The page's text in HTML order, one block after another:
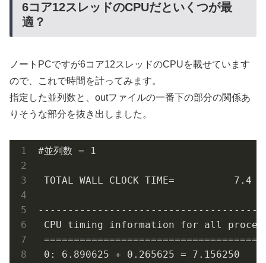
6コア12スレッドのCPUだといくつが最
適？
ノートPCですが6コア12スレッドのCPUを載せています
ので、これで時間を計ってみます。
指定した並列数と、outファイルの一番下の部分の関係あ
りそうな部分を抜き出しました。
#並列数 = 1
TOTAL WALL CLOCK TIME=          7.4
CPU timing information for all
0: 6.890625 + 0.265625 = 7.156250